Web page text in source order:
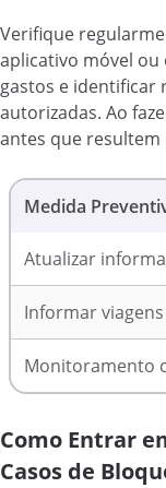
Verifique
aplicativo móvel
gastos e identificar
autorizadas. Ao
antes que
Medida
Atualizar
Informar viagens
Monitoramento
Como Entrar
Casos de